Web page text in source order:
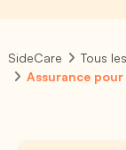
SideCare
Tous
Assurance